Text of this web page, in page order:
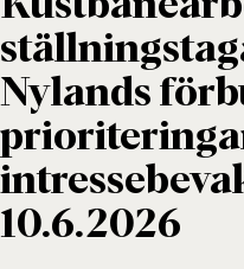
Nylands
10.6.2026